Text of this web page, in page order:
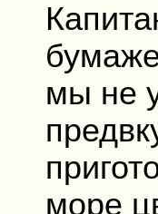
мы не
море